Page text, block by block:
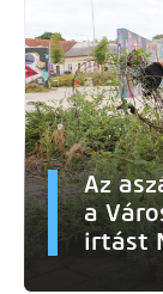
Az
a
irtást